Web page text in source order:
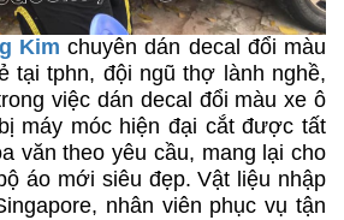
Kim chuyên dán decal đổi màu
tại tphn, đội ngũ thợ lành nghề,
việc dán decal đổi màu xe ô
máy móc hiện đại cắt được tất
văn theo yêu cầu, mang lại cho
áo mới siêu đẹp. Vật liệu nhập
nhân viên phục vụ tận